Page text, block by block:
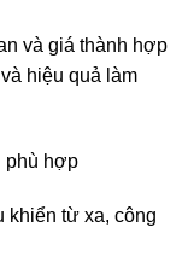
và giá thành hợp
hiệu quả làm
phù hợp
khiển từ xa, công